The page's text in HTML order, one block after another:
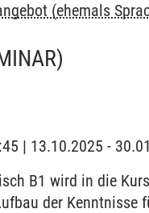
(ehemals
| 13.10.2025 -
B1 wird in die
der